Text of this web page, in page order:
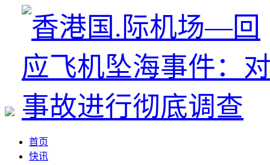
首页
快讯